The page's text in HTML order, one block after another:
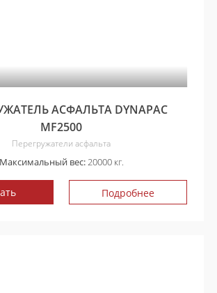
АСФАЛЬТА DYNAPAC
MF2500
Перегружатели асфальта
Максимальный вес:20000 кг.
Подробнее